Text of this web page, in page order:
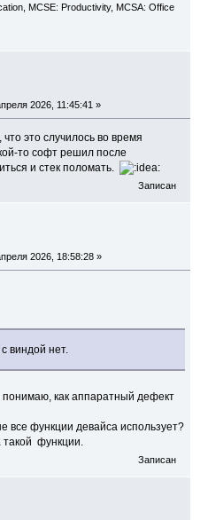
MCSE: Productivity, MCSA: Office
2026, 11:45:41 »
это случилось во время
то софт решил после
и стек поломать.
Записан
2026, 18:58:28 »
виндой нет.
понимаю, как аппаратный дефект
все функции девайса использует?
функции.
Записан